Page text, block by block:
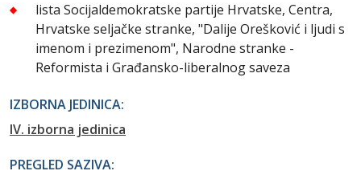
lista Socijaldemokratske partije Hrvatske, Centra,
Hrvatske seljačke stranke, "Dalije Orešković i ljudi s
imenom i prezimenom", Narodne stranke -
Reformista i Građansko-liberalnog saveza
IZBORNA JEDINICA:
IV. izborna jedinica
PREGLED SAZIVA: